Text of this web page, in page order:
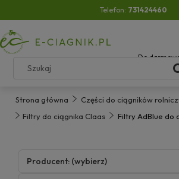
Telefon: 731424460
Do
Strona główna Części do ciągników
Filtry do ciągnika Claas
Filtry AdBlue do
Producent: (wybierz)